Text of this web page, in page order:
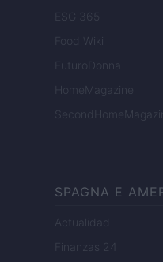
ESG 365
Food Wiki
FuturoDonna
HomeMagazine
SPAGNA E
Actualidad
Finanzas 24